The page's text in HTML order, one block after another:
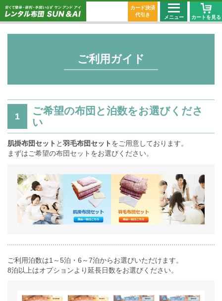
カード決済
代引き
メニュー カートを見る
ご利用ガイド
1
ご希望の布団と泊数をお選びくださ
い
肌掛布団セット と羽毛布団セット をご用意しております。
まずはご希望の布団セットをお選びください。
ご利用泊数は1～5泊・6～7泊からお選びいただけます。
8泊以上はオプションより延長日数をお選びください。